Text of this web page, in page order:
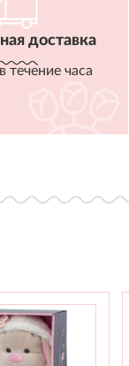
доставка
течение часа